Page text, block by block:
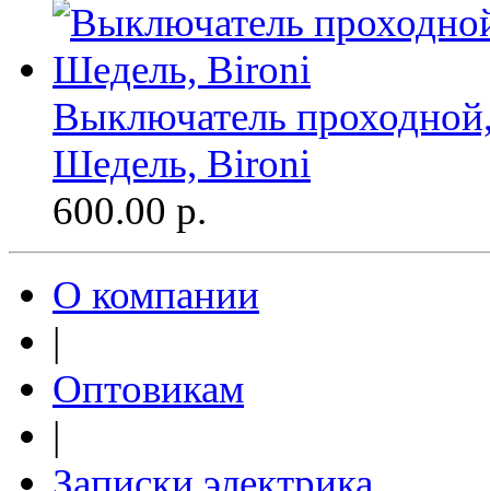
Выключатель
Шедель, Bironi
600.00 р.
О компании
|
Оптовикам
|